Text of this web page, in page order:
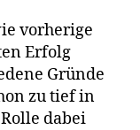
vorherige
Erfolg
Gründe
zu tief in
dabei